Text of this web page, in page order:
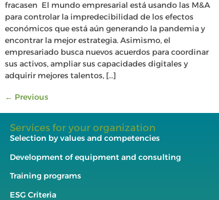
fracasen El mundo empresarial está usando las M&A
para controlar la impredecibilidad de los efectos
económicos que está aún generando la pandemia y
encontrar la mejor estrategia. Asimismo, el
empresariado busca nuevos acuerdos para coordinar
sus activos, ampliar sus capacidades digitales y
adquirir mejores talentos, […]
← Previous
Services for your organization
Selection by values and competencies
Development of equipment and consulting
Training programs
ESG Criteria